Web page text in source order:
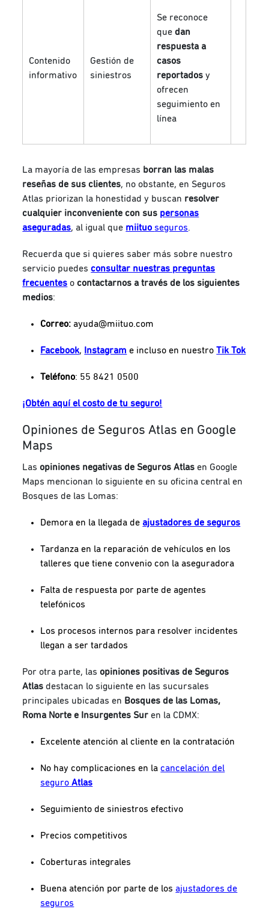
Contenido
informativo
Gestión de
siniestros
Se reconoce
quedan
respuesta a
casos
reportados y
ofrecen
seguimiento en
línea
La mayoría de las empresas borran las malas
reseñas de sus clientes, no obstante, en Seguros
Atlas priorizan la honestidad y buscan resolver
cualquier inconveniente con sus personas
aseguradas, al igual que miituoseguros.
Recuerda que si quieres saber más sobre nuestro
servicio puedes consultar nuestras preguntas
frecuentes ocontactarnos a través de los siguientes
medios:
Correo: ayuda@miituo.com
Facebook, Instagram e incluso en nuestro Tik Tok
Teléfono: 55 8421 0500
¡Obtén aquí el costo de tu seguro!
Opiniones de Seguros Atlas en Google
Maps
Lasopiniones negativas de Seguros Atlasen Google
Maps mencionan lo siguiente en su oficina central en
Bosques de las Lomas:
Demora en la llegada de ajustadores de seguros
Tardanza en la reparación de vehículos en los
talleres que tiene convenio con la aseguradora
Falta de respuesta por parte de agentes
telefónicos
Los procesos internos para resolver incidentes
llegan a ser tardados
Por otra parte, lasopiniones positivas de Seguros
Atlasdestacan lo siguiente en las sucursales
principales ubicadas en Bosques de las Lomas,
Roma Norte e Insurgentes Sur en la CDMX:
Excelente atención al cliente en la contratación
No hay complicaciones en lacancelación del
seguro Atlas
Seguimiento de siniestros efectivo
Precios competitivos
Coberturas integrales
Buena atención por parte de los ajustadores de
seguros